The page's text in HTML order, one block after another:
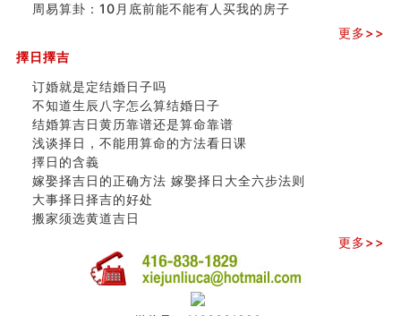
周易算卦：10月底前能不能有人买我的房子
更多>>
擇日擇吉
订婚就是定结婚日子吗
不知道生辰八字怎么算结婚日子
结婚算吉日黄历靠谱还是算命靠谱
浅谈择日，不能用算命的方法看日课
擇日的含義
嫁娶择吉日的正确方法 嫁娶择日大全六步法则
大事择日择吉的好处
搬家须选黄道吉日
更多>>